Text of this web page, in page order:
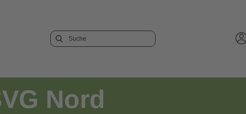
Nord